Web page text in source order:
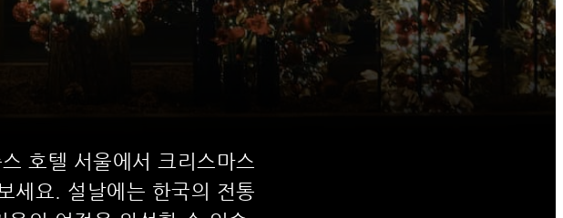
호텔 서울에서 크리스마스
세요. 설날에는 한국의 전통